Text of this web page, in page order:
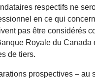
respectifs ne
en ce qui
pas être considérés
Royale du
de tiers.
prospectives –